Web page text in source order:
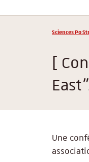
Vous êtes
Sciences Po
[
Une